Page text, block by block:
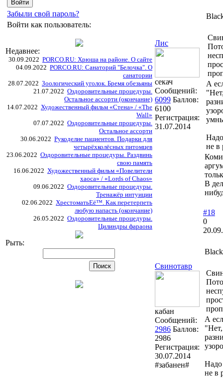
Забыли свой пароль?
Войти как пользователь:
Недавнее:
30.09.2022 PORCO.RU: Хрюша на районе. О сайте
04.09.2022 PORCO.RU: Санаторий "Белочка". О
санатории
28.07.2022 Зоологический уголок. Бремя обезьяны
21.07.2022 Оздоровительные процедуры.
Остальное ассорти (окончание)
14.07.2022 Художественный фильм «Стена» / «The
Wall»
07.07.2022 Оздоровительные процедуры.
Остальное ассорти
30.06.2022 Рукоделие пациентов. Подарки для
четырёхколёсных питомцев
23.06.2022 Оздоровительные процедуры. Раздвинь
свою память
16.06.2022 Художественный фильм «Повелители
хаоса» / «Lords of Chaos»
09.06.2022 Оздоровительные процедуры.
Тренажёр интуиции
02.06.2022 ХрестоматьЕё™. Как перетерпеть
любую напасть (окончание)
26.05.2022 Оздоровительные процедуры.
Цилиндры фараона
Рыть:
Лис
секач
Сообщений:
6099 Баллов:
6100
Регистрация:
31.07.2014
А
не в
В
Свинотавр
кабан
Сообщений:
2986 Баллов:
2986
Регистрация:
30.07.2014
#забанен#
#18
0
А
Надо
не в